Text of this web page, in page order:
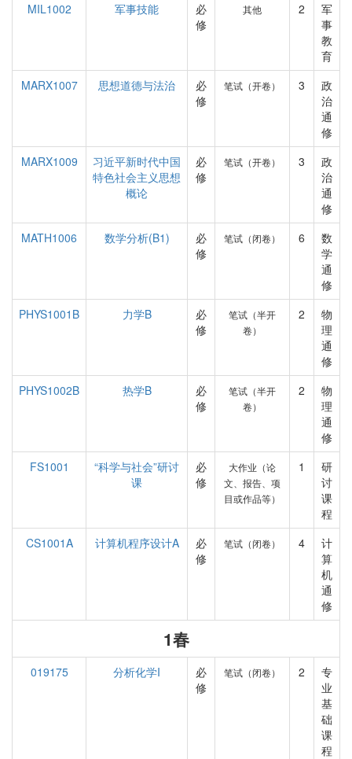
MIL1002
军事技能
必
修
其他 2
军
事
教
育
MARX1007
思想道德与法治
必
修
笔试（开卷） 3
政
治
通
修
MARX1009
习近平新时代中国
特色社会主义思想
概论
必
修
笔试（开卷） 3
政
治
通
修
MATH1006
数学分析(B1)
必
修
笔试（闭卷） 6
数
学
通
修
PHYS1001B
力学B
必
修
笔试（半开
卷）
2
物
理
通
修
PHYS1002B
热学B
必
修
笔试（半开
卷）
2
物
理
通
修
FS1001
“科学与社会”研讨
课
必
修
大作业（论
文、报告、项
目或作品等）
1
研
讨
课
程
CS1001A
计算机程序设计A
必
修
笔试（闭卷） 4
计
算
机
通
修
1春
019175 分析化学I
必
修
笔试（闭卷） 2
专
业
基
础
课
程